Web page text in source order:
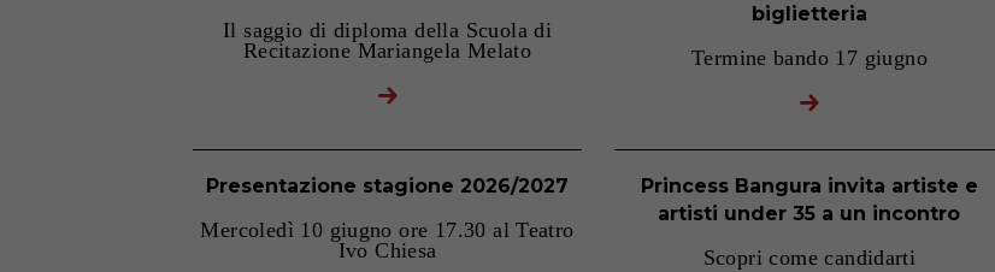
Il saggio di diploma della Scuola di
Recitazione Mariangela Melato
biglietteria
Termine bando 17 giugno
Presentazione stagione 2026/2027
Mercoledì 10 giugno ore 17.30 al Teatro
Ivo Chiesa
Princess Bangura invita artiste e
artisti under 35 a un incontro
Scopri come candidarti